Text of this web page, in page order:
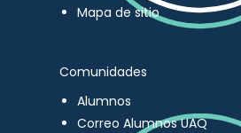
Mapa de sitio
Comunidades
Alumnos
Correo Alumnos UAQ